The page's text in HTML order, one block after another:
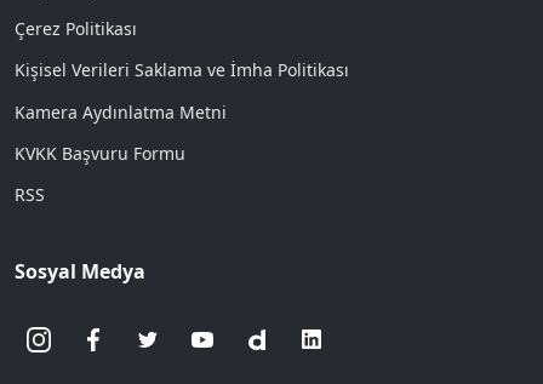
Çerez Politikası
Kişisel Verileri Saklama ve İmha Politikası
Kamera Aydınlatma Metni
KVKK Başvuru Formu
RSS
Sosyal Medya